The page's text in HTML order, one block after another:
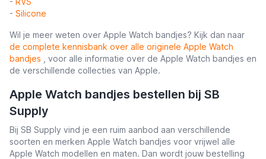
- Silicone
Wil je meer weten over Apple Watch bandjes? Kijk dan naar
de complete kennisbank over alle originele Apple Watch
bandjes
, voor alle informatie over de Apple Watch bandjes en
de verschillende collecties van Apple.
Apple Watch bandjes bestellen bij SB
Supply
Bij SB Supply vind je een ruim aanbod aan verschillende
soorten en merken Apple Watch bandjes voor vrijwel alle
Apple Watch modellen en maten. Dan wordt jouw bestelling